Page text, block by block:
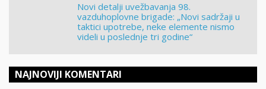
Novi detalji uvežbavanja 98.
vazduhoplovne brigade: „Novi sadržaji u
taktici upotrebe, neke elemente nismo
videli u poslednje tri godine“
NAJNOVIJI KOMENTARI